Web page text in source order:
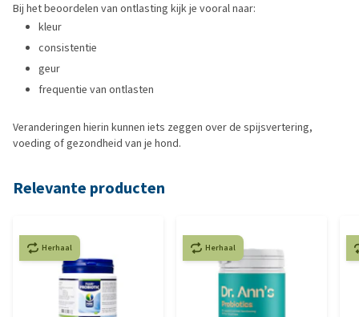
Bij het beoordelen van ontlasting kijk je vooral naar:
kleur
consistentie
geur
frequentie van ontlasten
Veranderingen hierin kunnen iets zeggen over de spijsvertering,
voeding of gezondheid van je hond.
Relevante producten
Herhaal Herhaal